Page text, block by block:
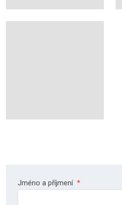
Jméno a příjmení *